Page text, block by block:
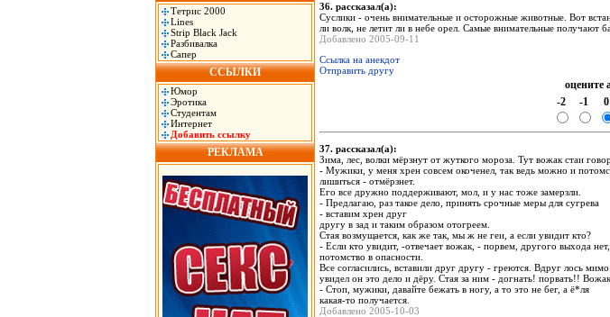
Тетрис 2000
Lines
Strip Black Jack
Разбивалка
Сапер
ССЫЛКИ
Юмор
Эротика
Студентам
Интернет
Добавить ссылку
РЕКЛАМА
36. рассказал(а):
Суслики - очень внимательные и осторожные животные. Вот
ли волк, не летит ли в небе орел. Самые внимательные получают
Добавлено 2005-09-11
Ссылка на анекдот
Отправить другу
оцените
-2
-1 0
37. рассказал(а):
Зима, лес, волки мёрзнут от жуткого мороза. Тут вожак стаи
- Мужики, у меня хрен совсем окоченел, так ведь можно и
лишиться - отмёрзнет.
Его все дружно поддерживают, мол, и у нас тоже замерзли.
- Предлагаю, раз такое дело, принять срочные меры для сугрева
- вставим хрен друг
другу в зад и таким образом отогреем.
Стая возмущается, как же так, мы ж не геи, а если увидит кто?
- Если кто увидит, -отвечает вожак, - порвем, другого выхода нет,
потомство в опасности.
Все согласились, вставили друг другу - греются. Вдруг лось мимо
увидел он это дело и дёру. Стая за ним - догнать! порвать!!
- Стоп, мужики, давайте бежать в ногу, а то это не бег, а ё*ля
какая-то получается.
Добавлено 2005-10-03